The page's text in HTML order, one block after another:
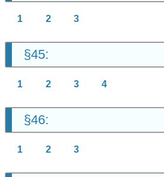
1 2 3
§45:
1 2 3 4
§46:
1 2 3